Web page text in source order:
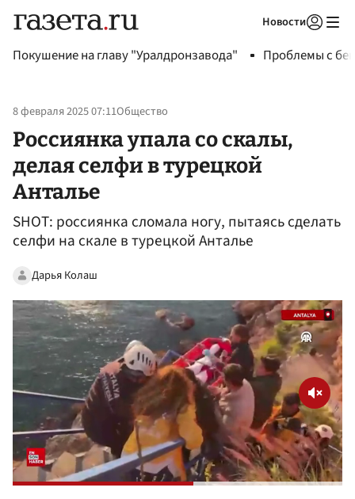
Новости
Покушение на главу "Уралдронзавода" Проблемы с
8 февраля 2025 07:11Общество
Россиянка упала со скалы,
делая селфи в турецкой
Анталье
SHOT: россиянка сломала ногу, пытаясь сделать
селфи на скале в турецкой Анталье
Дарья Колаш